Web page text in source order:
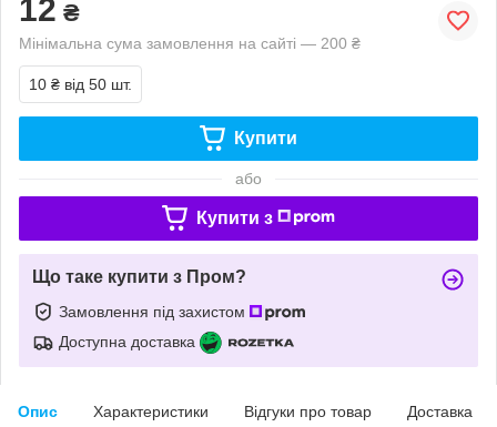
12 ₴
Мінімальна сума замовлення на сайті — 200 ₴
10 ₴ від 50 шт.
Купити
або
Купити з
Що таке купити з Пром?
Замовлення під захистом
Доступна доставка
Опис Характеристики Відгуки про товар Доставка